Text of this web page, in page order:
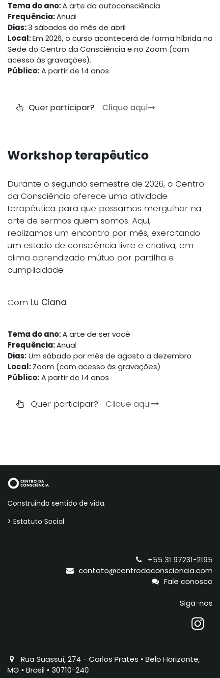
Tema do ano:A arte da autoconsciência
Frequência:Anual
Dias:3 sábados do mês de abril
Local:Em 2026, o curso acontecerá de forma híbrida na
Sede do Centro da Consciência e no Zoom (com
acesso às gravações).
Público:A partir de 14 anos
Quer participar? Clique aqui
Workshop terapêutico
Durante o segundo semestre de 2026, o Centro
da Consciência oferece uma atividade
terapêutica para que possamos mergulhar na
arte de sermos quem somos. Aqui,
realizamos um encontro por mês, exercitando
um estado de consciência livre e criativa, em
clima aprendizado mútuo por partilha e
cumplicidade.
Com Lu Ciana
Tema do ano:A arte de ser você
Frequência:Anual
Dias:Um sábado por mês de agosto a dezembro
Local:Zoom (com acesso às gravações)
Público:A partir de 14 anos
Quer participar? Clique aqui
Construindo sentido de vida.
> Estatuto Social
+55 31 97231-2195
contato@centrodaconsciencia.com
Fale conosco
Siga-nos
Rua Suassuí, 274 - Carlos Prates • Belo Horizonte,
MG • Brasil • 30710-240